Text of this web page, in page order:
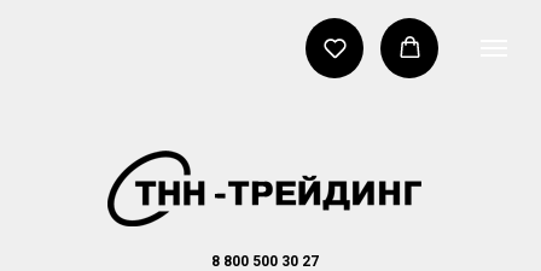
8 800 500 30 27